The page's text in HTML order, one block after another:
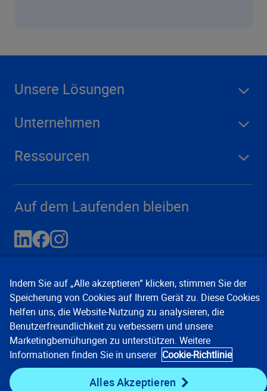
Unsere Lösungen
Unternehmen
Ressourcen
Auf dem Laufenden bleiben
Kontakt
Datenschutzhinweise
Nutzungsbedingungen
Cookie-Einstellungen ©
2008, 2026 Verisk Analytics, Inc. Alle Rechte vorbehalten.
Indem Sie auf „Alle akzeptieren“ klicken, stimmen Sie der
Speicherung von Cookies auf Ihrem Gerät zu. Diese Cookies
helfen uns, die Website-Nutzung zu analysieren, die
Benutzerfreundlichkeit zu verbessern und unsere
Marketingbemühungen zu unterstützen. Weitere
Informationen finden Sie in unserer Cookie-Richtlinie
Alles Akzeptieren